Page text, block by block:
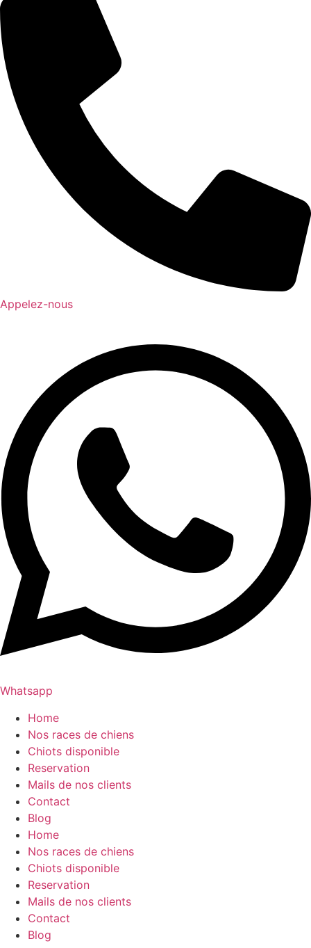
Appelez-nous
Whatsapp
Home
Nos races de chiens
Chiots disponible
Reservation
Mails de nos clients
Contact
Blog
Home
Nos races de chiens
Chiots disponible
Reservation
Mails de nos clients
Contact
Blog